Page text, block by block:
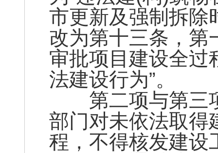
市更新及强制拆除
改为第十三条，第
审批项目建设全过
法建设行为”。
第二项与第三项
部门对未依法取得
程，不得核发建设